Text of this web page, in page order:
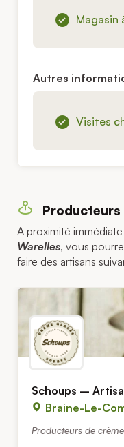
Magasin
Autres
Visites
A proximité
Warelles, vous
faire des artisans
Schoups –
Braine-Le-
Producteurs de